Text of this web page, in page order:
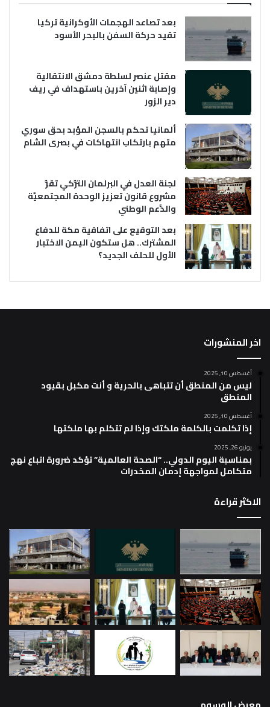
بعد تصاعد الهجمات الأوكرانية تركيا
تقيد حركة السفن بالبحر الأسود
مقتل عنصر لسلطة دمشق الانتقالية
وإصابة اثنين آخرين باستهداف في ريف
دير الزور
ألمانيا تحكم بالسجن المؤبد بحق سوري
متهم بارتكاب انتهاكات في بصرى الشام
لجنة العدل في البرلمان التُّركي تقرُّ
مشروع قانون تعزيز الوحدة المجتمعيَّة
والدَّعم الوطني
بعد التوقيع على اتفاقية مكة للدفاع
المشترك.. هل ستكون اليمن الاختبار
الأول للحلف الجديد؟
اخر المنشورات
أغسطس 10, 2025
ليس من المنطق أن تتباهى بالحرية و أنت مكبل بقيود
المنطق
أغسطس 10, 2025
إذا تكلمت بالكلمة ملكتك وإذا لم تتكلم بها ملكتها
يونيو 26, 2025
بمناسبة اليوم الدولي.. “الصحة العالمية” تؤكد ضرورة اتباع نهج
متكامل لمواجهة إدمان المخدرات
الاكثر قراءة